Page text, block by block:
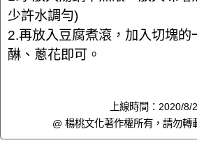
少許水調勻)
2.再放入豆腐煮滾，加入切塊的
醂、蔥花即可。
上線時間：2020/8/
@ 楊桃文化著作權所有，請勿轉